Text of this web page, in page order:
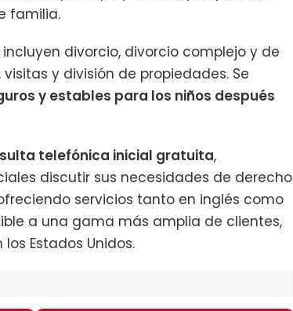
familia.
divorcio, divorcio complejo y de
y división de propiedades. Se
y estables para los niños después
telefónica inicial gratuita,
discutir sus necesidades de derecho
servicios tanto en inglés como
a una gama más amplia de clientes,
Estados Unidos.